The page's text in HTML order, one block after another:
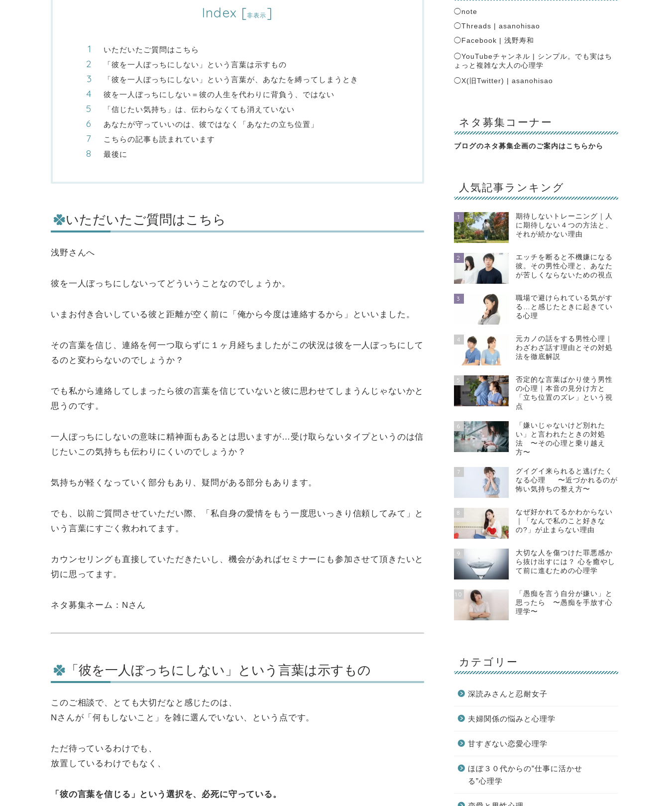
Index [非表示 ]
いただいたご質問はこちら
「彼を一人ぼっちにしない」という言葉は示すもの
「彼を一人ぼっちにしない」という言葉が、あなたを縛ってしまうとき
彼を一人ぼっちにしない＝彼の人生を代わりに背負う、ではない
「信じたい気持ち」は、伝わらなくても消えていない
あなたが守っていいのは、彼ではなく「あなたの立ち位置」
こちらの記事も読まれています
最後に
いただいたご質問はこちら
浅野さんへ
彼を一人ぼっちにしないってどういうことなのでしょうか。
いまお付き合いしている彼と距離が空く前に「俺から今度は連絡するから」といいました。
その言葉を信じ、連絡を何一つ取らずに１ヶ月経ちましたがこの状況は彼を一人ぼっちにして
るのと変わらないのでしょうか？
でも私から連絡してしまったら彼の言葉を信じていないと彼に思わせてしまうんじゃないかと
思うのです。
一人ぼっちにしないの意味に精神面もあるとは思いますが…受け取らないタイプというのは信
じたいこの気持ちも伝わりにくいのでしょうか？
気持ちが軽くなっていく部分もあり、疑問がある部分もあります。
でも、以前ご質問させていただい際、「私自身の愛情をもう一度思いっきり信頼してみて」と
いう言葉にすごく救われてます。
カウンセリングも直接していただきたいし、機会があればセミナーにも参加させて頂きたいと
切に思ってます。
ネタ募集ネーム：Nさん
「彼を一人ぼっちにしない」という言葉は示すもの
このご相談で、とても大切だなと感じたのは、
Nさんが「何もしないこと」を雑に選んでいない、という点です。
ただ待っているわけでも、
放置しているわけでもなく、
「彼の言葉を信じる」という選択を、必死に守っている。
◯note
◯Threads | asanohisao
◯ Facebook | 浅野寿和
◯YouTubeチャンネル | シンプル。でも実はち
ょっと複雑な大人の心理学
◯X(旧Twitter) | asanohisao
ネタ募集コーナー
ブログのネタ募集企画のご案内はこちらから
人気記事ランキング
1
期待しないトレーニング｜人
に期待しない４つの方法と、
それが続かない理由
2
エッチを断ると不機嫌になる
彼。その男性心理と、あなた
が苦しくならないための視点
3
職場で避けられている気がす
る…と感じたときに起きてい
る心理
4
元カノの話をする男性心理｜
わざわざ話す理由とその対処
法を徹底解説
5
否定的な言葉ばかり使う男性
の心理｜本音の見分け方と
「立ち位置のズレ」という視
点
6
「嫌いじゃないけど別れた
い」と言われたときの対処
法 〜その心理と乗り越え
方〜
7
グイグイ来られると逃げたく
なる心理 〜近づかれるのが
怖い気持ちの整え方〜
8
なぜ好かれてるかわからない
｜「なんで私のこと好きな
の?」が止まらない理由
9
大切な人を傷つけた罪悪感か
ら抜け出すには？ 心を癒やし
て前に進むための心理学
10
「愚痴を言う自分が嫌い」と
思ったら 〜愚痴を手放す心
理学〜
カテゴリー
深読みさんと忍耐女子
夫婦関係の悩みと心理学
甘すぎない恋愛心理学
ほぼ３０代からの”仕事に活かせ
る”心理学